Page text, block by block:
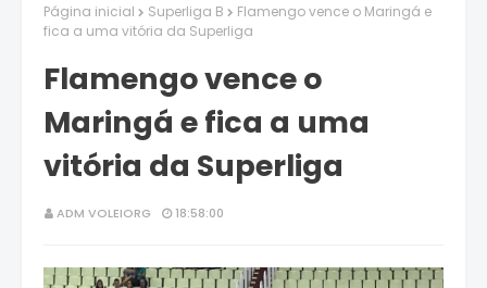
Página inicial Superliga B
Flamengo vence o Maringá e
fica a uma vitória da Superliga
Flamengo vence o
Maringá e fica a uma
vitória da Superliga
ADM VOLEIORG 18:58:00